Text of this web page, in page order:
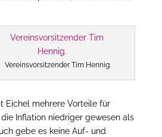
Vereinsvorsitzender Tim Hennig.
Eichel mehrere Vorteile für
Inflation niedriger gewesen als
gebe es keine Auf- und